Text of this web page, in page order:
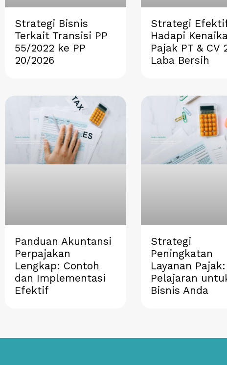
Strategi Bisnis
Terkait Transisi PP
55/2022 ke PP
20/2026
Strategi
Hadapi
Pajak PT & CV
Laba Bersih
Panduan Akuntansi
Perpajakan
Lengkap: Contoh
dan Implementasi
Efektif
Strategi
Peningkatan
Layanan Pajak:
Pelajaran
Bisnis Anda